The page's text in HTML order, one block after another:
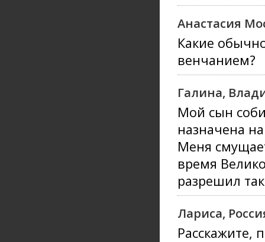
Анастасия
Какие
венчанием?
Галина,
Мой сын
назначена
Меня
время
разрешил
Лариса,
Расскажите,